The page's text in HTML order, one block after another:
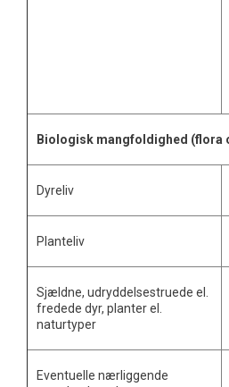
Biologisk mangfoldighed (flora
Dyreliv
Planteliv
Sjældne, udryddelsestruede el.
fredede dyr, planter el.
naturtyper
Eventuelle nærliggende